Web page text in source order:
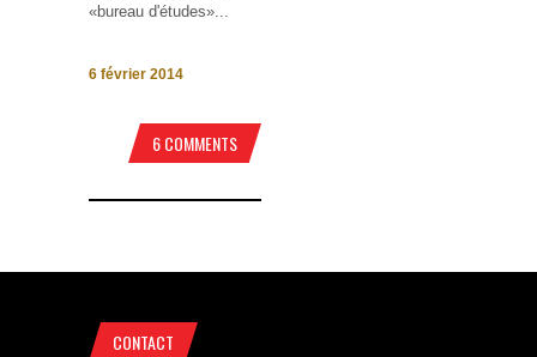
«bureau d'études»...
6 février 2014
6 COMMENTS
CONTACT